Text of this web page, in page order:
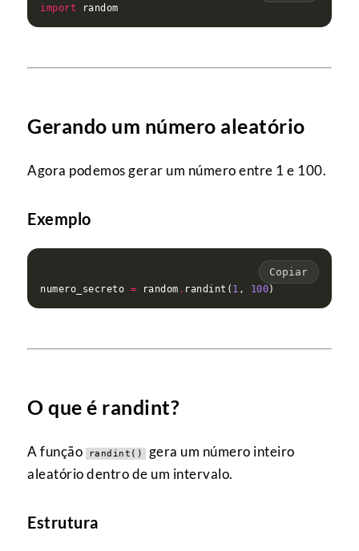
import
Gerando um número aleatório
Agora podemos gerar um número entre 1 e 100.
Exemplo
Copiar
numero_secreto = random . randint( 1 , 100
O que é randint?
A função randint()
gera um número inteiro
aleatório dentro de um intervalo.
Estrutura